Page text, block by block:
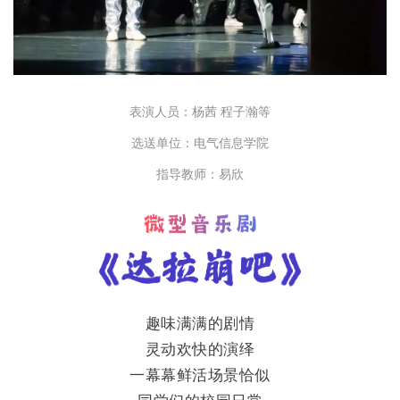
表演人员：杨茜 程子瀚等
选送单位：电气信息学院
指导教师：易欣
趣味满满的剧情
灵动欢快的演绎
一幕幕鲜活场景恰似